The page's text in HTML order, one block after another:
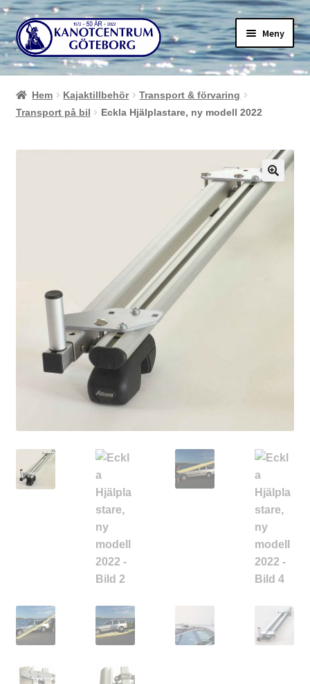
Hoppa
till
navigering
Hoppa
till
innehåll
Meny
Hem Kajaktillbehör
Transport & förvaring
Transport på bil
Eckla Hjälplastare, ny modell 2022
🔍